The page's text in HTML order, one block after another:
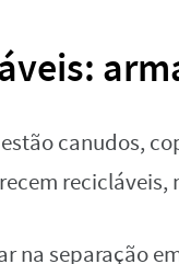
canudos,
recicláveis,
na separação